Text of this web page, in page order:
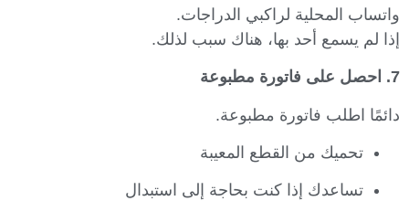
واتساب المحلية لراكبي الدراجات.
إذا لم يسمع أحد بها، هناك سبب لذلك.
7. احصل على فاتورة مطبوعة
دائمًا اطلب فاتورة مطبوعة.
تحميك من القطع المعيبة
تساعدك إذا كنت بحاجة إلى استبدال